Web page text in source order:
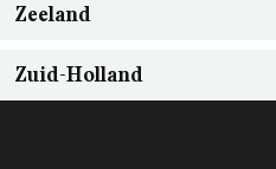
Zeeland
Zuid-Holland